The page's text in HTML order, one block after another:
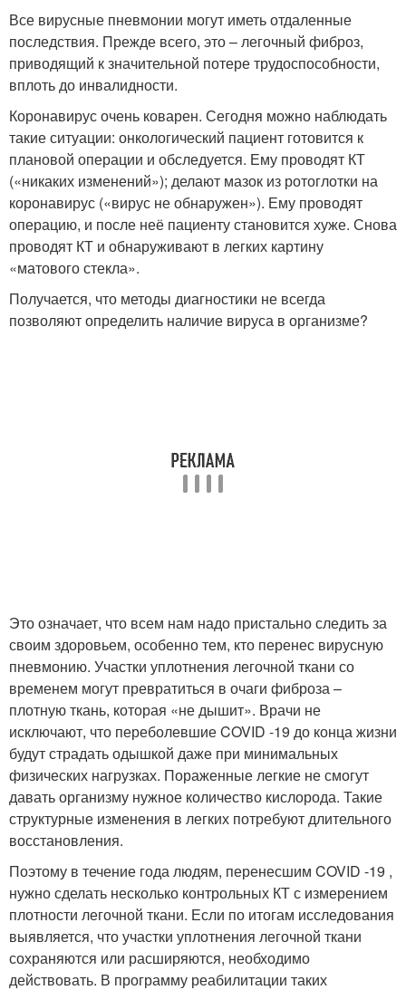
Все вирусные пневмонии могут иметь отдаленные
последствия. Прежде всего, это – легочный фиброз,
приводящий к значительной потере трудоспособности,
вплоть до инвалидности.
Коронавирус очень коварен. Сегодня можно наблюдать
такие ситуации: онкологический пациент готовится к
плановой операции и обследуется. Ему проводят КТ
(«никаких изменений»); делают мазок из ротоглотки на
коронавирус («вирус не обнаружен»). Ему проводят
операцию, и после неё пациенту становится хуже. Снова
проводят КТ и обнаруживают в легких картину
«матового стекла».
Получается, что методы диагностики не всегда
позволяют определить наличие вируса в организме?
Это означает, что всем нам надо пристально следить за
своим здоровьем, особенно тем, кто перенес вирусную
пневмонию. Участки уплотнения легочной ткани со
временем могут превратиться в очаги фиброза –
плотную ткань, которая «не дышит». Врачи не
исключают, что переболевшие COVID -19 до конца жизни
будут страдать одышкой даже при минимальных
физических нагрузках. Пораженные легкие не смогут
давать организму нужное количество кислорода. Такие
структурные изменения в легких потребуют длительного
восстановления.
Поэтому в течение года людям, перенесшим COVID -19 ,
нужно сделать несколько контрольных КТ с измерением
плотности легочной ткани. Если по итогам исследования
выявляется, что участки уплотнения легочной ткани
сохраняются или расширяются, необходимо
действовать. В программу реабилитации таких